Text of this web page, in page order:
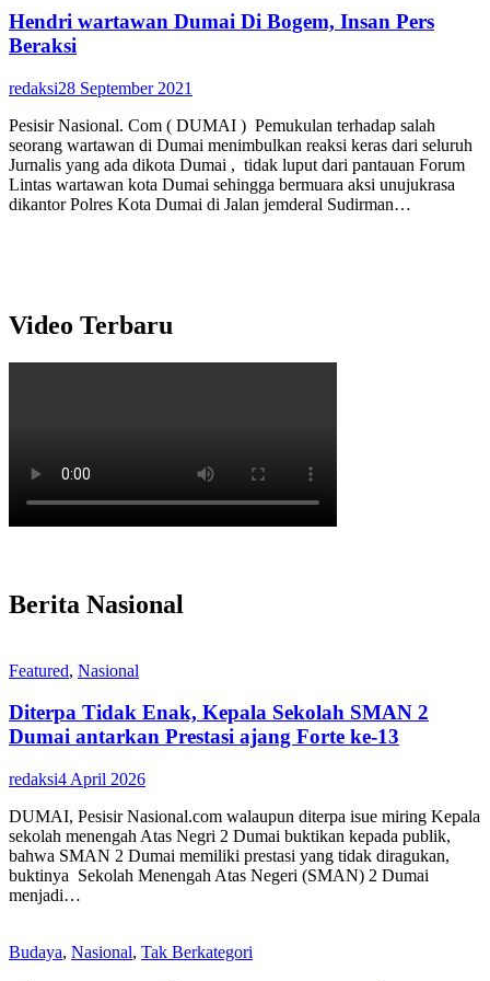
Hendri wartawan Dumai Di Bogem, Insan Pers
Beraksi
redaksi28 September 2021
Pesisir Nasional. Com ( DUMAI ) Pemukulan terhadap salah
seorang wartawan di Dumai menimbulkan reaksi keras dari seluruh
Jurnalis yang ada dikota Dumai , tidak luput dari pantauan Forum
Lintas wartawan kota Dumai sehingga bermuara aksi unujukrasa
dikantor Polres Kota Dumai di Jalan jemderal Sudirman…
Video Terbaru
Berita Nasional
Featured, Nasional
Diterpa Tidak Enak, Kepala Sekolah SMAN 2
Dumai antarkan Prestasi ajang Forte ke-13
redaksi4 April 2026
DUMAI, Pesisir Nasional.com walaupun diterpa isue miring Kepala
sekolah menengah Atas Negri 2 Dumai buktikan kepada publik,
bahwa SMAN 2 Dumai memiliki prestasi yang tidak diragukan,
buktinya Sekolah Menengah Atas Negeri (SMAN) 2 Dumai
menjadi…
Budaya, Nasional, Tak Berkategori